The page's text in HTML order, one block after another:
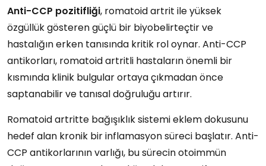
Anti-CCP pozitifliği, romatoid artrit ile yüksek
özgüllük gösteren güçlü bir biyobelirteçtir ve
hastalığın erken tanısında kritik rol oynar. Anti-CCP
antikorları, romatoid artritli hastaların önemli bir
kısmında klinik bulgular ortaya çıkmadan önce
saptanabilir ve tanısal doğruluğu artırır.
Romatoid artritte bağışıklık sistemi eklem dokusunu
hedef alan kronik bir inflamasyon süreci başlatır. Anti-
CCP antikorlarının varlığı, bu sürecin otoimmün